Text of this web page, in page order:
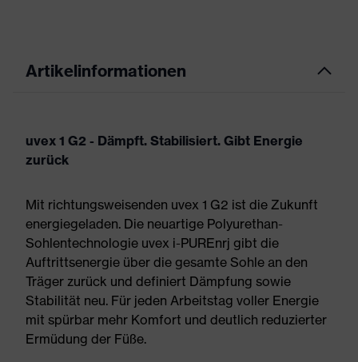
Artikelinformationen
uvex 1 G2 - Dämpft. Stabilisiert. Gibt Energie
zurück
Mit richtungsweisenden uvex 1 G2 ist die Zukunft
energiegeladen. Die neuartige Polyurethan-
Sohlentechnologie uvex i-PUREnrj gibt die
Auftrittsenergie über die gesamte Sohle an den
Träger zurück und definiert Dämpfung sowie
Stabilität neu. Für jeden Arbeitstag voller Energie
mit spürbar mehr Komfort und deutlich reduzierter
Ermüdung der Füße.